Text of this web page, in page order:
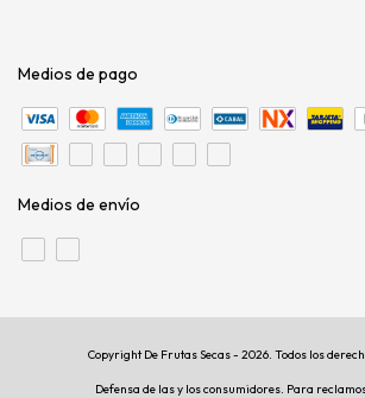
Medios de pago
Medios de envío
Copyright De Frutas Secas - 2026. Todos los
Defensa de las y los consumidores. Para